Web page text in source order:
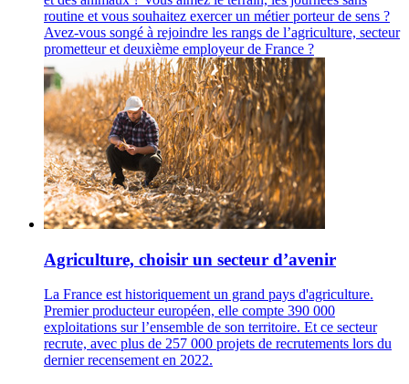
routine et vous souhaitez exercer un métier porteur de sens ?
Avez-vous songé à rejoindre les rangs de l’agriculture, secteur
prometteur et deuxième employeur de France ?
Agriculture, choisir un secteur d’avenir
La France est historiquement un grand pays d'agriculture.
Premier producteur européen, elle compte 390 000
exploitations sur l’ensemble de son territoire. Et ce secteur
recrute, avec plus de 257 000 projets de recrutements lors du
dernier recensement en 2022.